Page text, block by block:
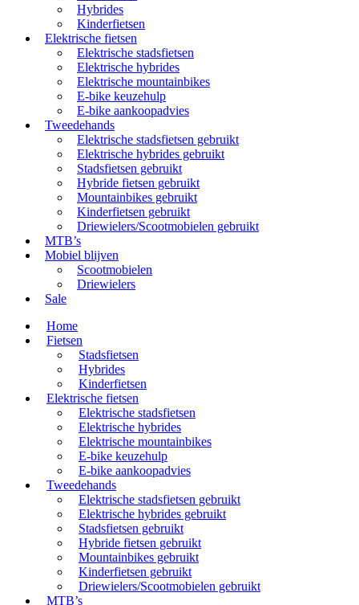
Hybrides
Kinderfietsen
Elektrische fietsen
Elektrische stadsfietsen
Elektrische hybrides
Elektrische mountainbikes
E-bike keuzehulp
E-bike aankoopadvies
Tweedehands
Elektrische stadsfietsen gebruikt
Elektrische hybrides gebruikt
Stadsfietsen gebruikt
Hybride fietsen gebruikt
Mountainbikes gebruikt
Kinderfietsen gebruikt
Driewielers/Scootmobielen gebruikt
MTB’s
Mobiel blijven
Scootmobielen
Driewielers
Sale
Home
Fietsen
Stadsfietsen
Hybrides
Kinderfietsen
Elektrische fietsen
Elektrische stadsfietsen
Elektrische hybrides
Elektrische mountainbikes
E-bike keuzehulp
E-bike aankoopadvies
Tweedehands
Elektrische stadsfietsen gebruikt
Elektrische hybrides gebruikt
Stadsfietsen gebruikt
Hybride fietsen gebruikt
Mountainbikes gebruikt
Kinderfietsen gebruikt
Driewielers/Scootmobielen gebruikt
MTB’s